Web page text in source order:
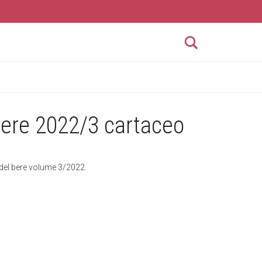
2022/3 cartaceo
bere volume 3/2022.